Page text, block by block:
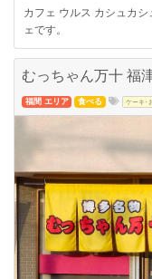
カフェ ウルス カシュカ
ェです。
むっちゃん万十 福
福間 エリア 食べる ケーキ･